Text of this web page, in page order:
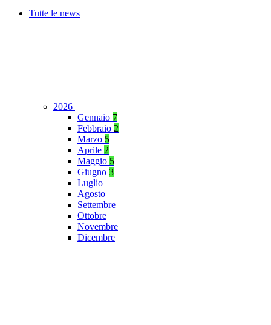
Tutte le news
2026
Gennaio 7
Febbraio 2
Marzo 5
Aprile 2
Maggio 5
Giugno 3
Luglio
Agosto
Settembre
Ottobre
Novembre
Dicembre